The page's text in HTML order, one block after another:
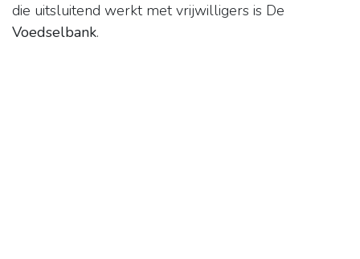
die uitsluitend werkt met vrijwilligers is De
Voedselbank.